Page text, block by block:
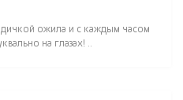
ожила и с каждым часом
на глазах! ..